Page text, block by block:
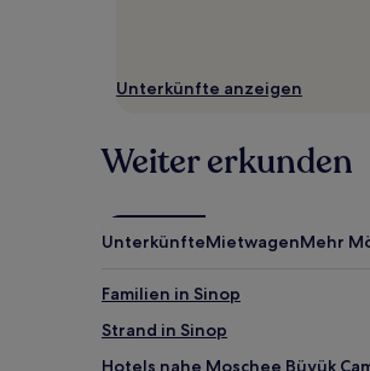
Bedingungen
gelten.
Unterkünfte anzeigen
Weiter erkunden
UnterkünfteMietwagenMehr
Familien in Sinop
Strand in Sinop
Hotels nahe Moschee Büyük